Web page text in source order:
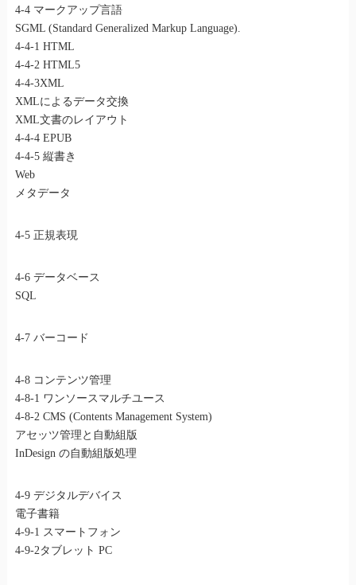
4-4 マークアップ言語
SGML (Standard Generalized Markup Language).
4-4-1 HTML
4-4-2 HTML5
4-4-3XML
XMLによるデータ交換
XML文書のレイアウト
4-4-4 EPUB
4-4-5 縦書き
Web
メタデータ
4-5 正規表現
4-6 データベース
SQL
4-7 バーコード
4-8 コンテンツ管理
4-8-1 ワンソースマルチユース
4-8-2 CMS (Contents Management System)
アセッツ管理と自動組版
InDesign の自動組版処理
4-9 デジタルデバイス
電子書籍
4-9-1 スマートフォン
4-9-2タブレット PC